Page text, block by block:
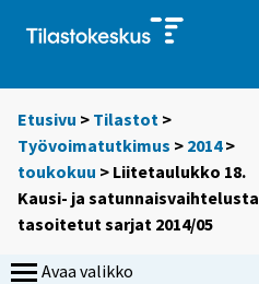
Etusivu > Tilastot >
Työvoimatutkimus > 2014>
toukokuu > Liitetaulukko 18.
Kausi- ja satunnaisvaihtelusta
tasoitetut sarjat 2014/05
Avaa valikko